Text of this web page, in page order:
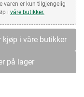
varen er kun tilgjengelig
i våre butikker.
kjøp i våre butikker
på lager